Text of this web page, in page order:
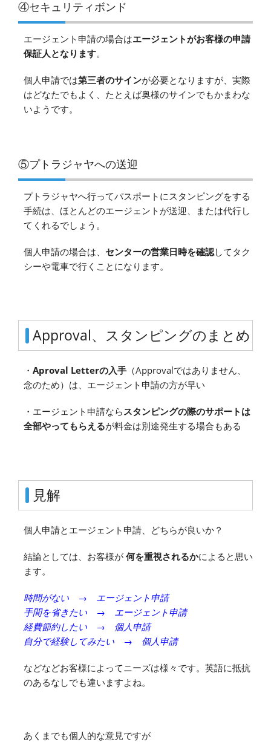
④セキュリティボンド
エージェント申請の場合はエージェントがお客様の申請
保証人となります。
個人申請では第三者のサインが必要となりますが、実際
はどなたでもよく、たとえば奥様のサインでもかまわな
いようです。
⑤プトラジャヤへの送迎
プトラジャヤへ行ってパスポートにスタンピングをする
手続は、ほとんどのエージェントが送迎、または代行し
てくれるでしょう。
個人申請の場合は、 センターの営業日時を確認してタク
シーや電車で行くことになります。
Approval、スタンピングのまとめ
・ Aproval Letterの入手 （Approvalではありません、
念のため）は、エージェント申請の方が早い
・エージェント申請なら スタンピングの際のサポートは
全部やってもらえるが料金は別途発生する場合もある
見解
個人申請とエージェント申請、どちらが良いか？
結論としては、お客様が 何を重視されるかによると思い
ます。
時間がない → エージェント申請
手間を省きたい → エージェント申請
経費節約したい → 個人申請
自分で経験してみたい → 個人申請
などなどお客様によってニーズは様々です。英語に抵抗
のあるなしでも違いますよね。
あくまでも個人的な意見ですが